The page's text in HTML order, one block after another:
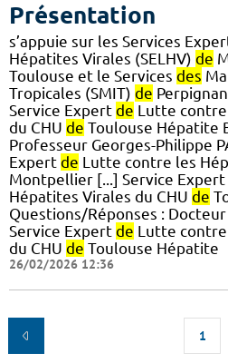
Présentation
s’appuie sur les Services
Hépatites Virales (SELHV) de
Toulouse et le Services des
Tropicales (SMIT) de
Service Expert de Lutte
du CHU de Toulouse Hépatite
Professeur Georges-Philippe
Expert de Lutte contre les
Montpellier [...] Service Expert
Hépatites Virales du CHU de
Questions/Réponses : Docteur
Service Expert de Lutte
du CHU de Toulouse Hépatite
26/02/2026 12:36
1